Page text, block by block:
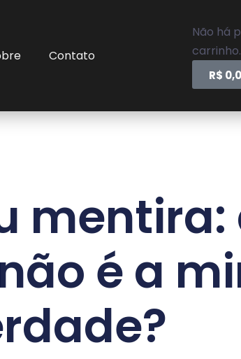
Contato
Não há
carrinho.
R$
mentira:
é a